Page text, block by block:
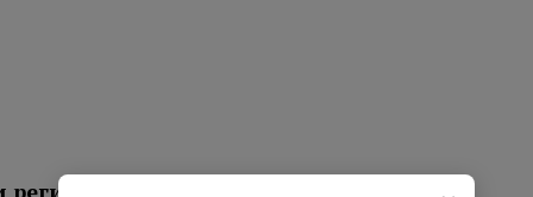
управления МЧС за